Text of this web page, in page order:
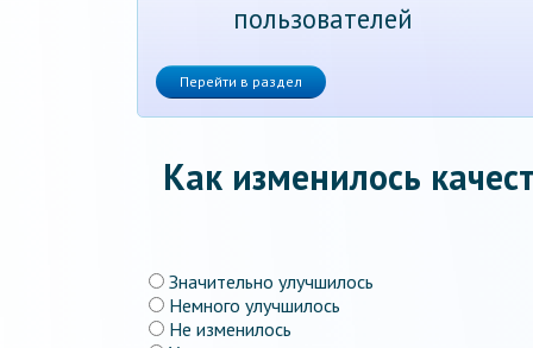
пользователей
Перейти в раздел
Как изменилось
Значительно улучшилось
Немного улучшилось
Не изменилось